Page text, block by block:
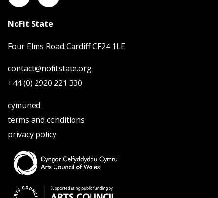
NoFit State
Four Elms Road Cardiff CF24 1LE
contact@nofitstate.org
+44 (0) 2920 221 330
cymuned
terms and conditions
privacy policy